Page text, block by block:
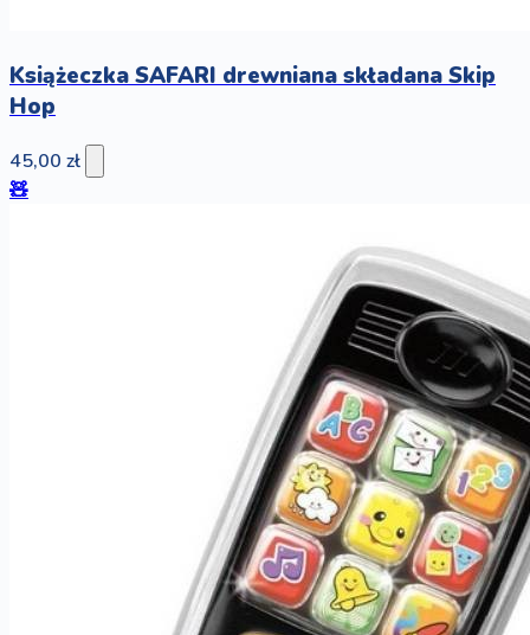
Książeczka SAFARI drewniana składana Skip
Hop
45,00 zł
🧸